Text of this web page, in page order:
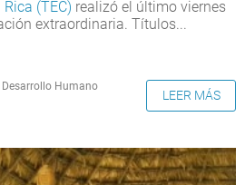
(TEC) realizó el último viernes
extraordinaria. Títulos...
Desarrollo Humano
LEER MÁS